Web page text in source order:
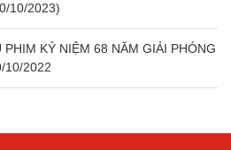
10/2023)
KỶ NIỆM 68 NĂM GIẢI PHÓNG
10/2022